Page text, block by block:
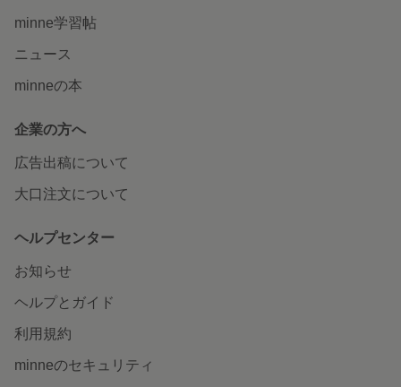
minne学習帖
ニュース
minneの本
企業の方へ
広告出稿について
大口注文について
ヘルプセンター
お知らせ
ヘルプとガイド
利用規約
minneのセキュリティ